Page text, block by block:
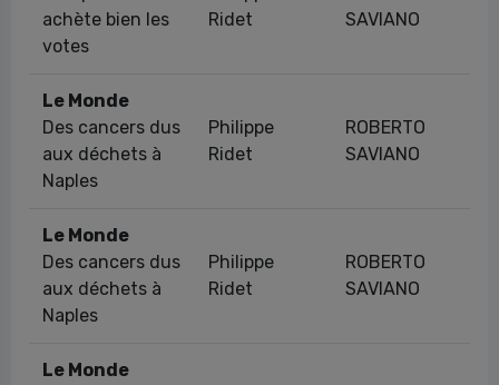
achète bien les
votes
Ridet
SAVIANO
Le Monde
Des cancers dus
aux déchets à
Naples
Philippe
Ridet
ROBERTO
SAVIANO
Le Monde
Des cancers dus
aux déchets à
Naples
Philippe
Ridet
ROBERTO
SAVIANO
Le Monde